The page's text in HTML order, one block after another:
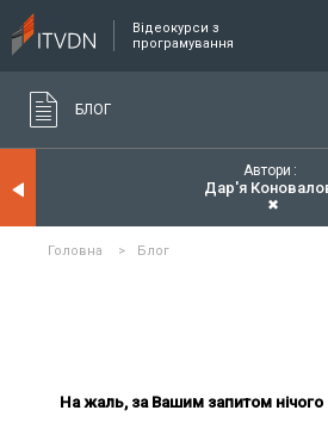
Відеокурси з
програмування
БЛОГ
Автори
Дар'я
✖
Головна > Блог
На жаль, за Вашим запитом